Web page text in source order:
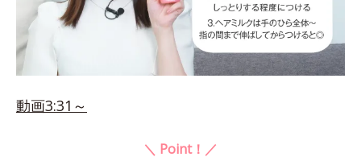
動画3:31～
＼ Point！／